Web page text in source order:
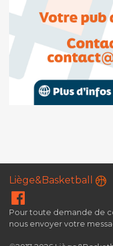
Liège&Basketball
Pour toute demande de
nous envoyer votre